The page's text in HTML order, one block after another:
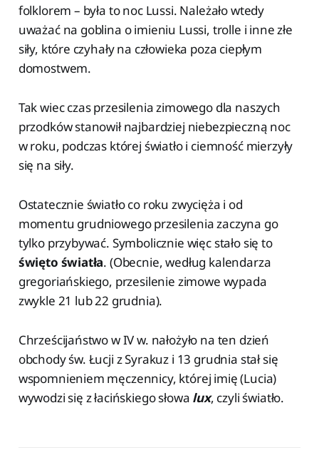
folklorem – była to noc Lussi. Należało wtedy
uważać na goblina o imieniu Lussi, trolle i inne złe
siły, które czyhały na człowieka poza ciepłym
domostwem.
Tak wiec czas przesilenia zimowego dla naszych
przodków stanowił najbardziej niebezpieczną noc
w roku, podczas której światło i ciemność mierzyły
się na siły.
Ostatecznie światło co roku zwycięża i od
momentu grudniowego przesilenia zaczyna go
tylko przybywać. Symbolicznie więc stało się to
święto światła. (Obecnie, według kalendarza
gregoriańskiego, przesilenie zimowe wypada
zwykle 21 lub 22 grudnia).
Chrześcijaństwo w IV w. nałożyło na ten dzień
obchody św. Łucji z Syrakuz i 13 grudnia stał się
wspomnieniem męczennicy, której imię (Lucia)
wywodzi się z łacińskiego słowa lux, czyli światło.